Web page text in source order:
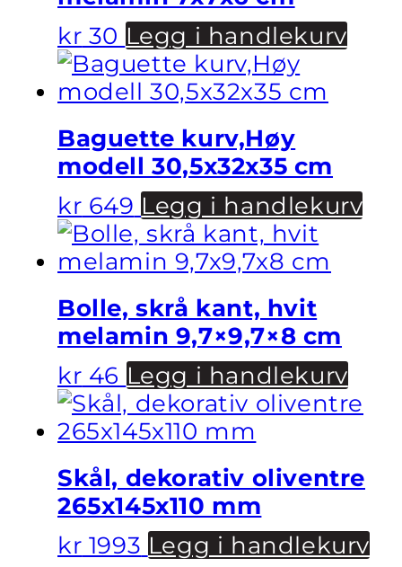
kr 30 Legg i handlekurv
Baguette kurv,Høy
modell 30,5x32x35 cm
kr 649 Legg i handlekurv
Bolle, skrå kant, hvit
melamin 9,7×9,7×8 cm
kr 46 Legg i handlekurv
Skål, dekorativ oliventre
265x145x110 mm
kr 1993 Legg i handlekurv